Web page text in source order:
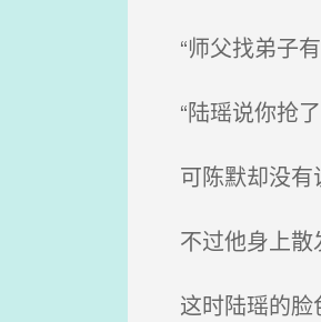
“师父找弟子有
“陆瑶说你抢了
可陈默却没有
不过他身上散
这时陆瑶的脸